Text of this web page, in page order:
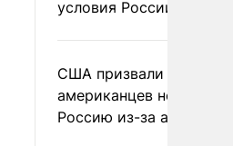
условия России
США призвали
американцев не
Россию из-за атак ВСУ